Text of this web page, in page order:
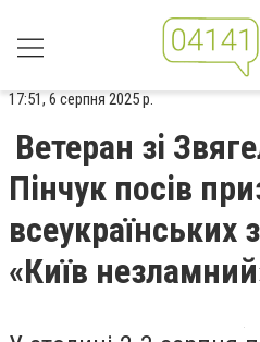
17:51, 6 серпня 2025 р.
Ветеран зі
Пінчук посів
всеукраїнських
«Київ